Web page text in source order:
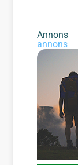
Annons
annons